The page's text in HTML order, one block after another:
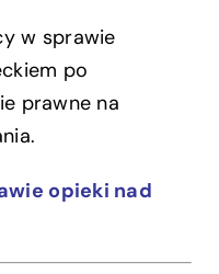
w sprawie
po
prawne na
opieki nad